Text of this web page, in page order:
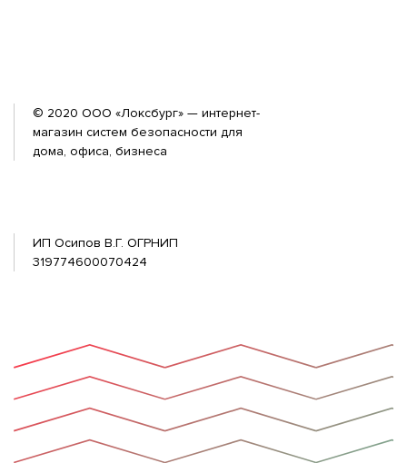
© 2020 ООО «Локсбург» — интернет-
магазин систем безопасности для
дома, офиса, бизнеса
ИП Осипов В.Г. ОГРНИП
319774600070424